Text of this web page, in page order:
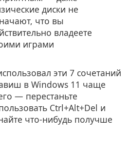
диски не
что вы
владеете
играми
эти 7 сочетаний
в Windows 11 чаще
— перестаньте
Ctrl+Alt+Del и
что-нибудь получше